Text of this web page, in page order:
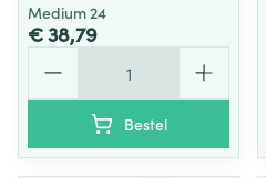
Medium 24
€ 38,79
Bestel